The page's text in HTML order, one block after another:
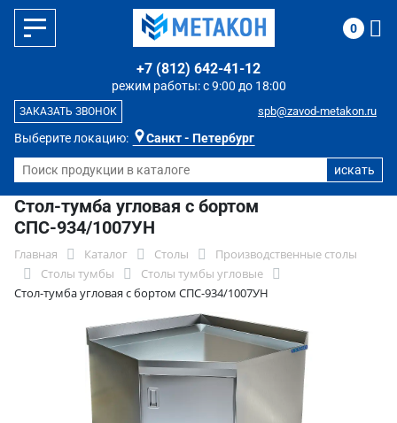
Выберите локацию: Санкт - Петербург
режим работы: с 9:00 до 18:00
+7 (812) 642-41-12
spb@zavod-metakon.ru
ЗАКАЗАТЬ ЗВОНОК
0
Стол-тумба угловая с бортом
СПС-934/1007УН
Главная Каталог Столы
Производственные столы
Столы тумбы
Столы тумбы угловые
Стол-тумба угловая с бортом СПС-934/1007УН